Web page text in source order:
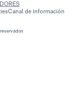
Canal de información